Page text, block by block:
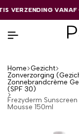
VANAF
VANAF
VANAF
Home Gezicht
Zonverzorging
Zonnebrandcrème
(SPF 30)
Frezyderm
Mousse 150ml